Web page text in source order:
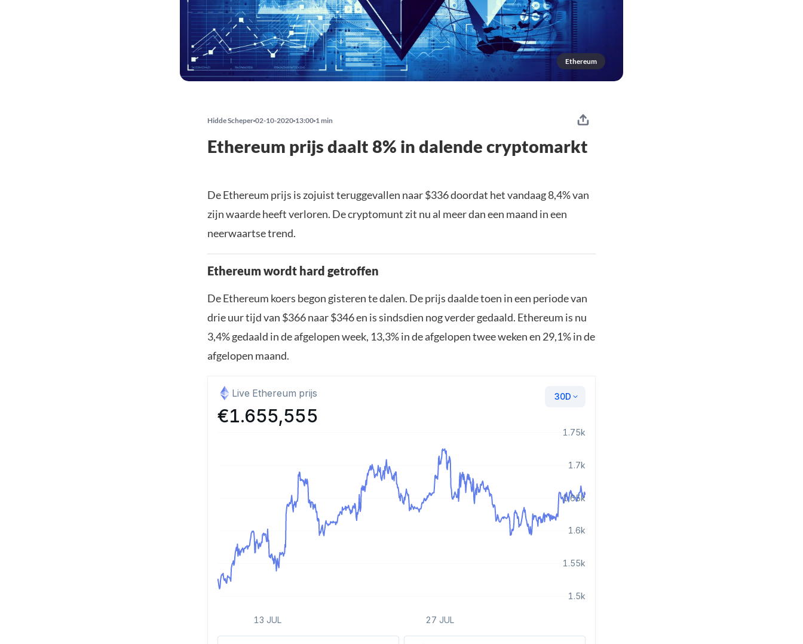
Ethereum
Hidde Scheper 02-10-2020 13:00 1 min
Ethereum prijs daalt 8% in dalende cryptomarkt
De Ethereum prijs is zojuist teruggevallen naar $336 doordat het vandaag 8,4% van
zijn waarde heeft verloren. De cryptomunt zit nu al meer dan een maand in een
neerwaartse trend.
Ethereum wordt hard getroffen
De Ethereum koers begon gisteren te dalen. De prijs daalde toen in een periode van
drie uur tijd van $366 naar $346 en is sindsdien nog verder gedaald. Ethereum is nu
3,4% gedaald in de afgelopen week, 13,3% in de afgelopen twee weken en 29,1% in de
afgelopen maand.